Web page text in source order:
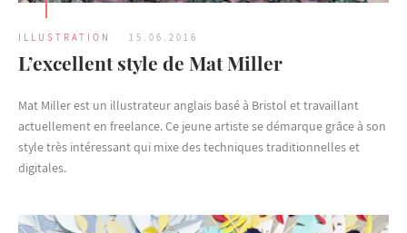
ILLUSTRATION 15.06.2016
L’excellent style de Mat Miller
Mat Miller est un illustrateur anglais basé à Bristol et travaillant
actuellement en freelance. Ce jeune artiste se démarque grâce à son
style très intéressant qui mixe des techniques traditionnelles et
digitales.